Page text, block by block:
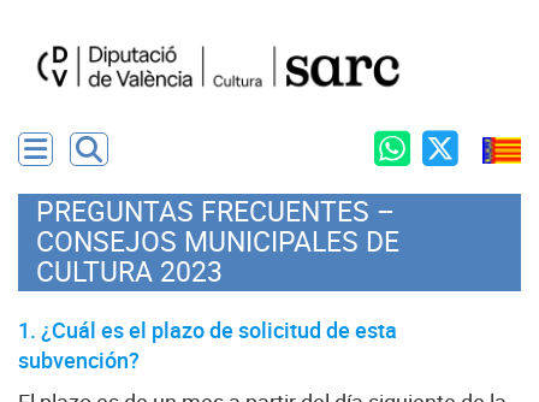
PREGUNTAS FRECUENTES –
CONSEJOS MUNICIPALES DE
CULTURA 2023
1. ¿Cuál es el plazo de solicitud de esta
subvención?